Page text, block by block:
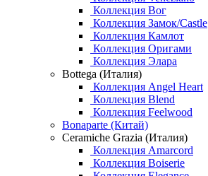
Коллекция Вог
Коллекция Замок/Castle
Коллекция Камлот
Коллекция Оригами
Коллекция Элара
Bottega (Италия)
Коллекция Angel Heart
Коллекция Blend
Коллекция Feelwood
Bonaparte (Китай)
Ceramiche Grazia (Италия)
Коллекция Amarcord
Коллекция Boiserie